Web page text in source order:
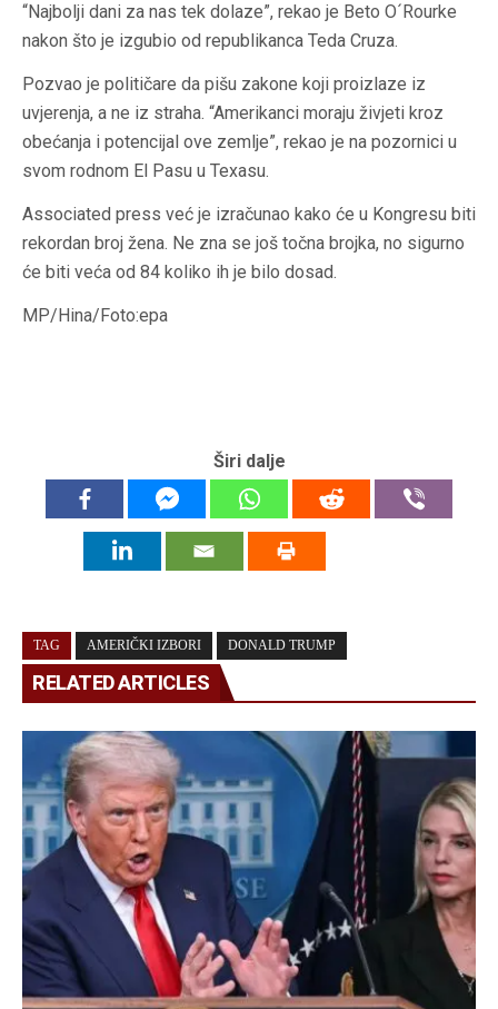
“Najbolji dani za nas tek dolaze”, rekao je Beto O´Rourke
nakon što je izgubio od republikanca Teda Cruza.
Pozvao je političare da pišu zakone koji proizlaze iz
uvjerenja, a ne iz straha. “Amerikanci moraju živjeti kroz
obećanja i potencijal ove zemlje”, rekao je na pozornici u
svom rodnom El Pasu u Texasu.
Associated press već je izračunao kako će u Kongresu biti
rekordan broj žena. Ne zna se još točna brojka, no sigurno
će biti veća od 84 koliko ih je bilo dosad.
MP/Hina/Foto:epa
Širi dalje
TAG AMERIČKI IZBORI DONALD TRUMP
RELATED ARTICLES